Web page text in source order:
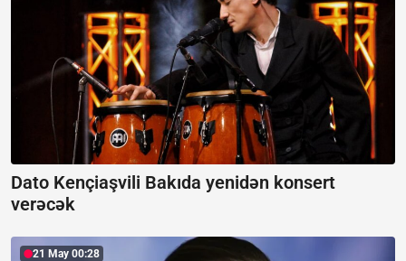
Dato Kençiaşvili Bakıda yenidən konsert
verəcək
21 May 00:28